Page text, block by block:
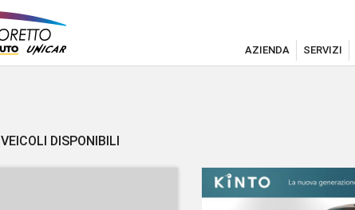
AZIENDA SERVIZI
VEICOLI DISPONIBILI